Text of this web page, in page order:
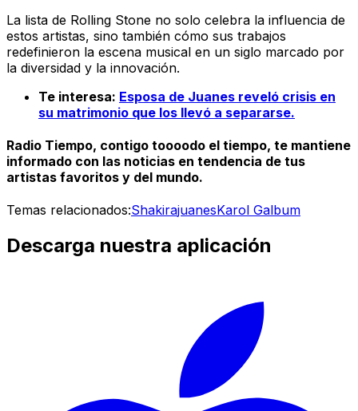
La lista de Rolling Stone no solo celebra la influencia de
estos artistas, sino también cómo sus trabajos
redefinieron la escena musical en un siglo marcado por
la diversidad y la innovación.
Te interesa: Esposa de Juanes reveló crisis en
su matrimonio que los llevó a separarse.
Radio Tiempo, contigo toooodo el tiempo, te mantiene
informado con las noticias en tendencia de tus
artistas favoritos y del mundo.
Temas relacionados:ShakirajuanesKarol Galbum
Descarga nuestra aplicación